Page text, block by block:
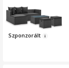
Szponzorált